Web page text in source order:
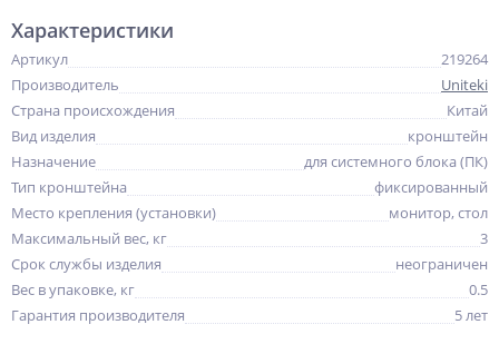
Характеристики
Артикул
219264
Производитель
Uniteki
Страна происхождения
Китай
Вид изделия
кронштейн
Назначение
для системного блока (ПК)
Тип кронштейна
фиксированный
Место крепления (установки)
монитор, стол
Максимальный вес, кг
3
Срок службы изделия
неограничен
Вес в упаковке, кг
0.5
Гарантия производителя
5 лет